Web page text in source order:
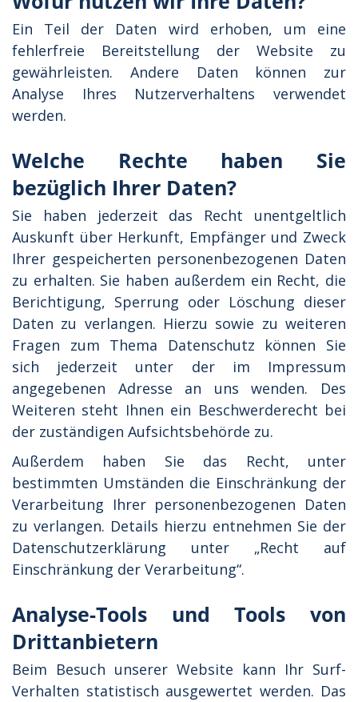
Ein Teil der Daten wird erhoben, um eine
fehlerfreie Bereitstellung der Website zu
gewährleisten. Andere Daten können zur
Analyse Ihres Nutzerverhaltens verwendet
werden.
Welche Rechte haben Sie
bezüglich Ihrer Daten?
Sie haben jederzeit das Recht unentgeltlich
Auskunft über Herkunft, Empfänger und Zweck
Ihrer gespeicherten personenbezogenen Daten
zu erhalten. Sie haben außerdem ein Recht, die
Berichtigung, Sperrung oder Löschung dieser
Daten zu verlangen. Hierzu sowie zu weiteren
Fragen zum Thema Datenschutz können Sie
sich jederzeit unter der im Impressum
angegebenen Adresse an uns wenden. Des
Weiteren steht Ihnen ein Beschwerderecht bei
der zuständigen Aufsichtsbehörde zu.
Außerdem haben Sie das Recht, unter
bestimmten Umständen die Einschränkung der
Verarbeitung Ihrer personenbezogenen Daten
zu verlangen. Details hierzu entnehmen Sie der
Datenschutzerklärung unter „Recht auf
Einschränkung der Verarbeitung“.
Analyse-Tools und Tools von
Drittanbietern
Beim Besuch unserer Website kann Ihr Surf-
Verhalten statistisch ausgewertet werden. Das